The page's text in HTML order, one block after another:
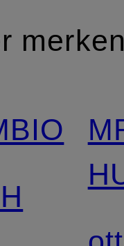
merken